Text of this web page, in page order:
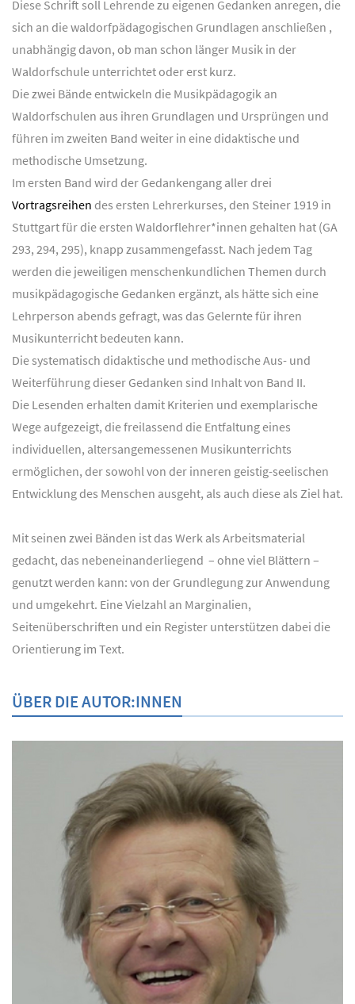
Diese Schrift soll Lehrende zu eigenen Gedanken anregen, die
sich an die waldorfpädagogischen Grundlagen anschließen ,
unabhängig davon, ob man schon länger Musik in der
Waldorfschule unterrichtet oder erst kurz.
Die zwei Bände entwickeln die Musikpädagogik an
Waldorfschulen aus ihren Grundlagen und Ursprüngen und
führen im zweiten Band weiter in eine didaktische und
methodische Umsetzung.
Im ersten Band wird der Gedankengang aller drei
Vortragsreihen des ersten Lehrerkurses, den Steiner 1919 in
Stuttgart für die ersten Waldorflehrer*innen gehalten hat (GA
293, 294, 295), knapp zusammengefasst. Nach jedem Tag
werden die jeweiligen menschenkundlichen Themen durch
musikpädagogische Gedanken ergänzt, als hätte sich eine
Lehrperson abends gefragt, was das Gelernte für ihren
Musikunterricht bedeuten kann.
Die systematisch didaktische und methodische Aus- und
Weiterführung dieser Gedanken sind Inhalt von Band II.
Die Lesenden erhalten damit Kriterien und exemplarische
Wege aufgezeigt, die freilassend die Entfaltung eines
individuellen, altersangemessenen Musikunterrichts
ermöglichen, der sowohl von der inneren geistig-seelischen
Entwicklung des Menschen ausgeht, als auch diese als Ziel hat.
Mit seinen zwei Bänden ist das Werk als Arbeitsmaterial
gedacht, das nebeneinanderliegend – ohne viel Blättern –
genutzt werden kann: von der Grundlegung zur Anwendung
und umgekehrt. Eine Vielzahl an Marginalien,
Seitenüberschriften und ein Register unterstützen dabei die
Orientierung im Text.
ÜBER DIE AUTOR:INNEN